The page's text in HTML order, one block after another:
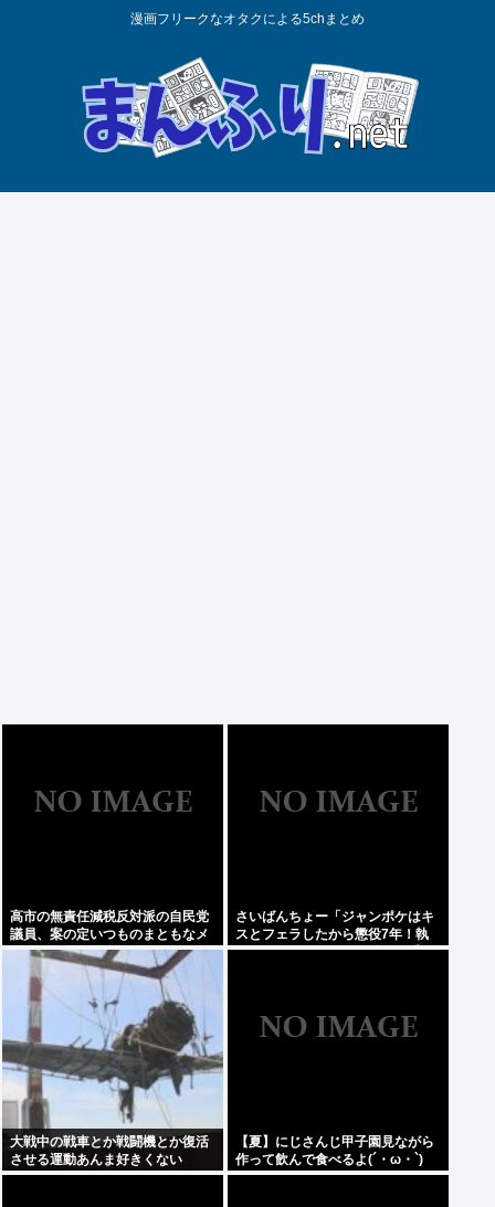
漫画フリークなオタクによる5chまとめ
高市の無責任減税反対派の自民党
議員、案の定いつものまともなメ
ンツだったwww
さいばんちょー「ジャンポケはキ
スとフェラしたから懲役7年！執
行猶予なし！」←殺人並みに重く
大戦中の戦車とか戦闘機とか復活
させる運動あんま好きくない
【夏】にじさんじ甲子園見ながら
作って飲んで食べるよ(´・ω・`)